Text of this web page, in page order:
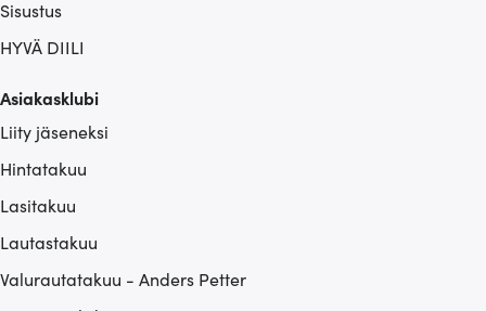
Sisustus
HYVÄ DIILI
Asiakasklubi
Liity jäseneksi
Hintatakuu
Lasitakuu
Lautastakuu
Valurautatakuu - Anders Petter